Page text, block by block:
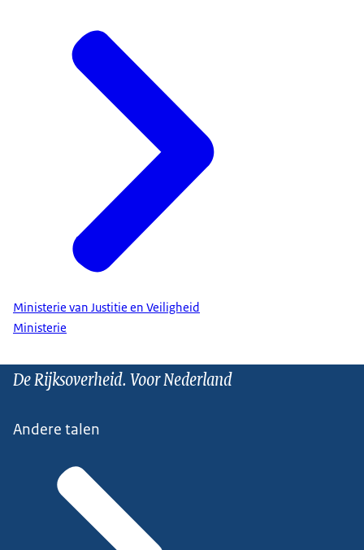
Ministerie van Justitie en Veiligheid
Ministerie
De Rijksoverheid. Voor Nederland
Andere talen